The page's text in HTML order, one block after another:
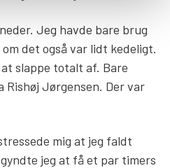
Jeg havde bare brug
det også var lidt kedeligt.
slappe totalt af. Bare
Jørgensen. Der var
mig at jeg faldt
jeg at få et par timers